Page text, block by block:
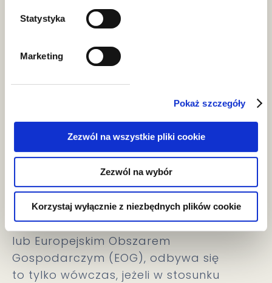
Statystyka
Marketing
Pokaż szczegóły
Zezwól na wszystkie pliki cookie
Zezwól na wybór
Korzystaj wyłącznie z niezbędnych plików cookie
realizacji celów wynikających
Administratora.
ODBIORCY DANYCH OSOBOWYCH
Administrator udostępnia dane
osobowe innym podmiotom (odbiorcom
danych osobowych) wyłącznie
w przypadku, gdy posiada ku temu
podstawę prawną. Jeżeli Administrator
przekazuje dane osobowe odbiorcom
znajdującym się poza Unią Europejską
lub Europejskim Obszarem
Gospodarczym (EOG), odbywa się
to tylko wówczas, jeżeli w stosunku